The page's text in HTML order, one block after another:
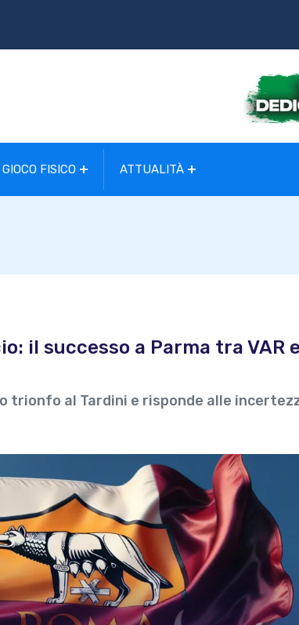
GIOCO FISICO ATTUALITÀ
il successo a Parma tra VAR
trionfo al Tardini e risponde alle